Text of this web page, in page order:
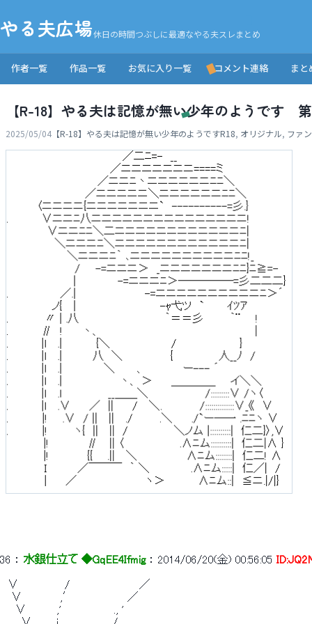
やる夫広場休日の時間つぶしに最適なやる夫スレまとめ
作者一覧 作品一覧 お気に入り一覧 コメント連絡 まと
【R-18】やる夫は記憶が無い少年のようです
2025/05/04 【R-18】やる夫は記憶が無い少年のようですR18, オリジナル, ファ
36 ： 水銀仕立て ◆GqEE4Ifmig ： 2014/06/20(金) 00:56:05
∨　　　　　　/　　　　　　　　　／
∨　　　　　,′　　　　　　　／
∨　　　　,'　　　　　 　 ., '